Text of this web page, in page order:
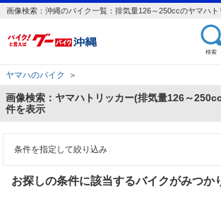
画像検索：沖縄のバイク一覧：排気量126～250ccのヤマハ
検索
ヤマハのバイク ＞
画像検索：ヤマハトリッカー(排気量126～
件を表示
条件を指定して絞り込み
お探しの条件に該当するバイクがみつか